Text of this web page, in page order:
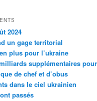
2024
un gage territorial
plus pour l’ukraine
supplémentaires
de chef et d’obus
dans le ciel ukrainien
passés